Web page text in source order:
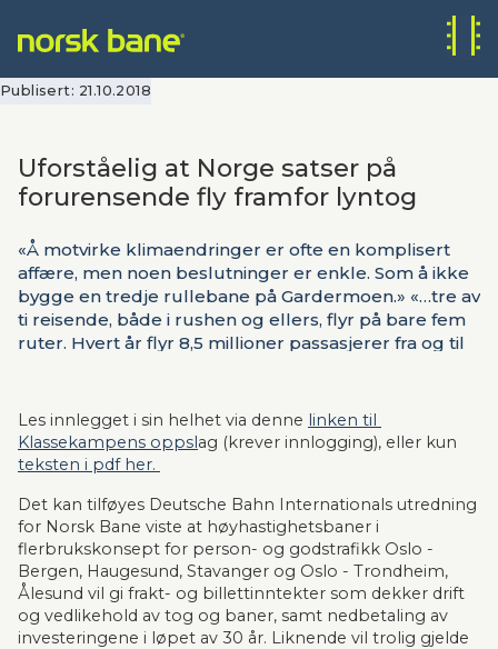
Publisert: 21.10.2018
Uforståelig at Norge satser på
forurensende fly framfor lyntog
«Å motvirke klimaendringer er ofte en komplisert
affære, men noen beslutninger er enkle. Som å ikke
bygge en tredje rullebane på Gardermoen.» «…tre av
ti reisende, både i rushen og ellers, flyr på bare fem
ruter. Hvert år flyr 8,5 millioner passasjerer fra og til
forbindelser til disse byene, men i luftlinje er det
under 500 kilometer til hver av dem. Nordmenn flyr
allerede nå mest innenlands av alle europeere – fire
Innenlandsreising må da kunne gjøres annerledes?»
«Det er uforståelig at vi i et av verdens rikeste land
ikke får til å lage bare én lyntoglinje mellom to
storbyer, men setter inn alt på forurensende fly»,
skriver forsker Franz-Jan Parmentier ved UiO i
Klassekampen 19.102018.
Les innlegget i sin helhet via denne linken til
Klassekampens oppsl
teksten i pdf her.
Det kan tilføyes Deutsche Bahn Internationals utredning
for Norsk Bane viste at høyhastighetsbaner i
flerbrukskonsept for person- og godstrafikk Oslo -
Bergen, Haugesund, Stavanger og Oslo - Trondheim,
Ålesund vil gi frakt- og billettinntekter som dekker drift
og vedlikehold av tog og baner, samt nedbetaling av
investeringene i løpet av 30 år. Liknende vil trolig gjelde